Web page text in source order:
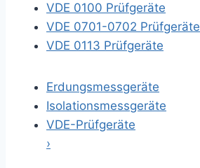
VDE 0100 Prüfgeräte
VDE 0701-0702 Prüfgeräte
VDE 0113 Prüfgeräte
Erdungsmessgeräte
Isolationsmessgeräte
VDE-Prüfgeräte
›